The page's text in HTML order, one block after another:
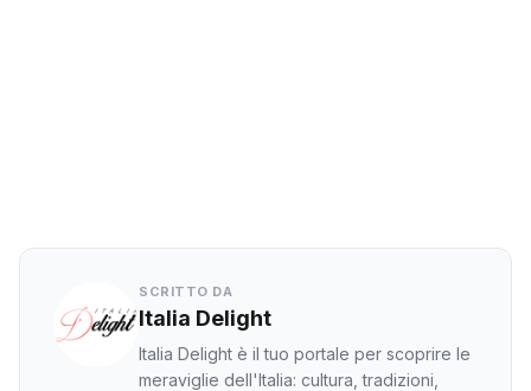
SCRITTO DA
Italia Delight
Italia Delight è il tuo portale per scoprire le
meraviglie dell'Italia: cultura, tradizioni,